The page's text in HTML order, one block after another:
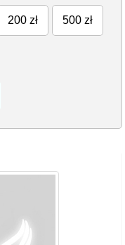
200 zł 500 zł